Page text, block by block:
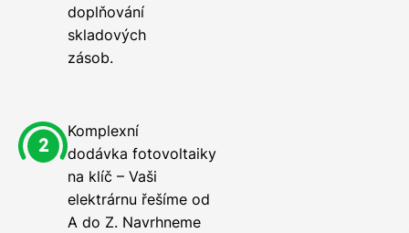
doplňování
skladových
zásob.
Komplexní
dodávka fotovoltaiky
na klíč – Vaši
elektrárnu řešíme od
A do Z. Navrhneme